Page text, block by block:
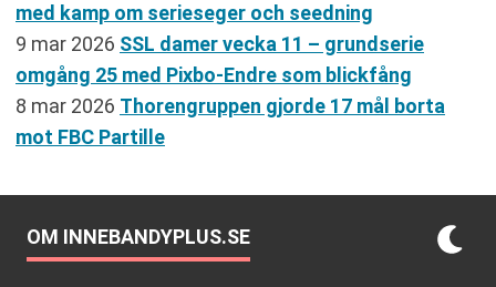
med kamp om serieseger och seedning
9 mar 2026 SSL damer vecka 11 – grundserie
omgång 25 med Pixbo-Endre som blickfång
8 mar 2026 Thorengruppen gjorde 17 mål borta
mot FBC Partille
OM INNEBANDYPLUS.SE